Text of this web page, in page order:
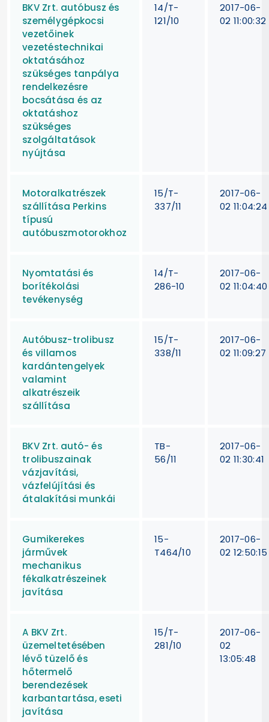
BKV Zrt. autóbusz és
személygépkocsi
vezetőinek
vezetéstechnikai
oktatásához
szükséges tanpálya
rendelkezésre
bocsátása és az
oktatáshoz
szükséges
szolgáltatások
nyújtása
14/T-
121/10
2017-06-
02 11:00:32
Motoralkatrészek
szállítása Perkins
típusú
autóbuszmotorokhoz
15/T-
337/11
2017-06-
02 11:04:24
Nyomtatási és
borítékolási
tevékenység
14/T-
286-10
2017-06-
02 11:04:40
Autóbusz-trolibusz
és villamos
kardántengelyek
valamint
alkatrészeik
szállítása
15/T-
338/11
2017-06-
02 11:09:27
BKV Zrt. autó- és
trolibuszainak
vázjavítási,
vázfelújítási és
átalakítási munkái
TB-
56/11
2017-06-
02 11:30:41
Gumikerekes
járművek
mechanikus
fékalkatrészeinek
javítása
15-
T464/10
2017-06-
02 12:50:15
A BKV Zrt.
üzemeltetésében
lévő tüzelő és
hőtermelő
berendezések
karbantartása, eseti
javítása
15/T-
281/10
2017-06-
02
13:05:48